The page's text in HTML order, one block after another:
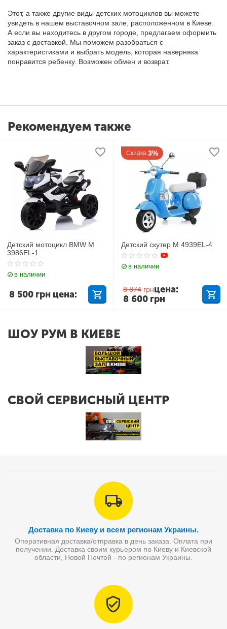
Этот, а также другие виды детских мотоциклов вы можете
увидеть в нашем выставочном зале, расположенном в Киеве.
А если вы находитесь в другом городе, предлагаем оформить
заказ с доставкой. Мы поможем разобраться с
характеристиками и выбрать модель, которая наверняка
понравится ребенку. Возможен обмен и возврат.
Рекомендуем также
Детский мотоцикл BMW M
3986EL-1
в наличии
8 500 грн цена:
Скидка 3%
Детский скутер M 4939EL-4
в наличии
8 874 грн
8 600 грн
цена:
ШОУ РУМ В КИЕВЕ
СВОЙ СЕРВИСНЫЙ ЦЕНТР
Доставка по Киеву и всем регионам Украины.
Оперативная доставка/отправка в день заказа. Оплата при
получении. Доставка своим курьером по Киеву и Киевской
области, Новой Почтой - по регионам Украины.